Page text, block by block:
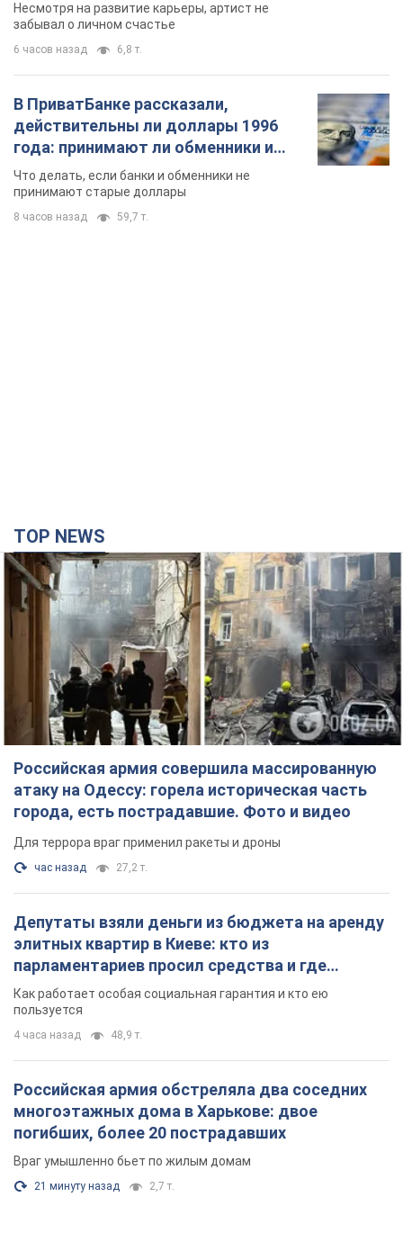
Несмотря на развитие карьеры, артист не
забывал о личном счастье
6 часов назад 6,8 т.
В ПриватБанке рассказали,
действительны ли доллары 1996
года: принимают ли обменники и
банки такие купюры
Что делать, если банки и обменники не
принимают старые доллары
8 часов назад 59,7 т.
TOP NEWS
Российская армия совершила массированную
атаку на Одессу: горела историческая часть
города, есть пострадавшие. Фото и видео
Для террора враг применил ракеты и дроны
час назад 27,2 т.
Депутаты взяли деньги из бюджета на аренду
элитных квартир в Киеве: кто из
парламентариев просил средства и где
поселился
Как работает особая социальная гарантия и кто ею
пользуется
4 часа назад 48,9 т.
Российская армия обстреляла два соседних
многоэтажных дома в Харькове: двое
погибших, более 20 пострадавших
Враг умышленно бьет по жилым домам
21 минуту назад 2,7 т.